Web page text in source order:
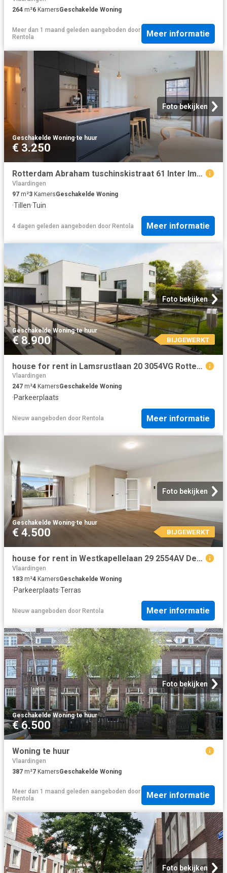
264 m²6 KamersGeschakelde Woning
Meer dan 1 maand geleden aangeboden door
Rentola
Meer informatie
Foto bekijken
Geschakelde Woning·te huur
€ 3.250
Rotterdam Abraham tuschinskistraat 61 Inter Immo
Vlaardingen
97 m²3 KamersGeschakelde Woning
·Tillen·Tuin
4 dagen geleden aangeboden door Rentola Meer informatie
Foto bekijken
Geschakelde Woning·te huur
€ 8.900 BIJGEWERKT
house for rent in Lamsrustlaan 20 3054VG Rotterdam Hillegersberg Noord Rotterdam
Vlaardingen
247 m²4 KamersGeschakelde Woning
·Parkeerplaats
Nieuw aangeboden door Rentola Meer informatie
Foto bekijken
Geschakelde Woning·te huur
€ 4.500 BIJGEWERKT
house for rent in Westkapellelaan 29 2554AV Den Haag Kijkduin Den Haag
Vlaardingen
183 m²4 KamersGeschakelde Woning
·Parkeerplaats·Terras
Nieuw aangeboden door Rentola Meer informatie
Foto bekijken
Geschakelde Woning·te huur
€ 6.500
Woning te huur
Vlaardingen
387 m²7 KamersGeschakelde Woning
Meer dan 1 maand geleden aangeboden door
Rentola
Meer informatie
Foto bekijken